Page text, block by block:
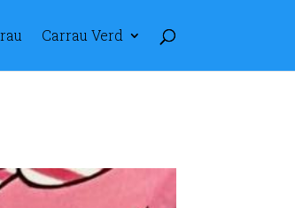
Carrau Verd